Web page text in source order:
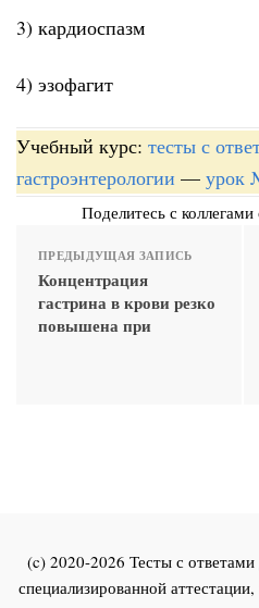
3) кардиоспазм
4) эзофагит
Учебный курс: тесты с
гастроэнтерологии — урок
Поделитесь с
ПРЕДЫДУЩАЯ ЗАПИСЬ
Концентрация
гастрина в крови резко
повышена при
(c) 2020-2026 Тесты с
специализированной